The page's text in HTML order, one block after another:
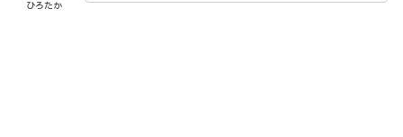
ひろたか